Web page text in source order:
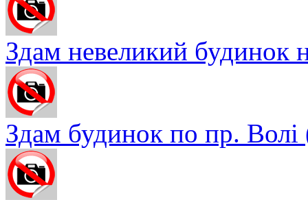
Здам невеликий будинок
Здам будинок по пр. Волі